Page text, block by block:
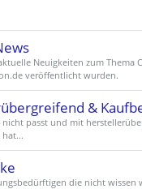
Neuigkeiten zum Thema
veröffentlicht wurden.
&
nicht passt und mit
die nicht wissen